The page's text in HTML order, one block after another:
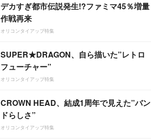
デカすぎ都市伝説発生!?ファミマ45％増量
作戦再来
オリコンタイアップ特集
SUPER★DRAGON、自ら描いた”レトロ
フューチャー”
オリコンタイアップ特集
CROWN HEAD、結成1周年で見えた”バン
ドらしさ”
オリコンタイアップ特集